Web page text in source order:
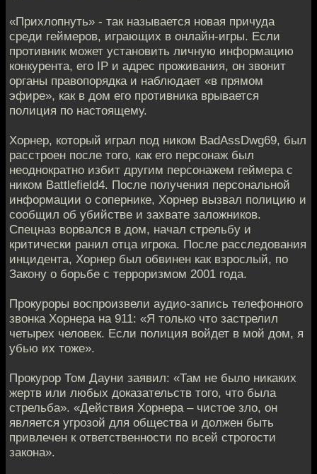
«Прихлопнуть» - так называется новая причуда
среди геймеров, играющих в онлайн-игры. Если
противник может установить личную информацию
конкурента, его IP и адрес проживания, он звонит
органы правопорядка и наблюдает «в прямом
эфире», как в дом его противника врывается
полиция по настоящему.
Хорнер, который играл под ником BadAssDwg69, был
расстроен после того, как его персонаж был
неоднократно избит другим персонажем геймера с
ником Battlefield4. После получения персональной
информации о сопернике, Хорнер вызвал полицию и
сообщил об убийстве и захвате заложников.
Спецназ ворвался в дом, начал стрельбу и
критически ранил отца игрока. После расследования
инцидента, Хорнер был обвинен как взрослый, по
Закону о борьбе с терроризмом 2001 года.
Прокуроры воспроизвели аудио-запись телефонного
звонка Хорнера на 911: «Я только что застрелил
четырех человек. Если полиция войдет в мой дом, я
убью их тоже».
Прокурор Том Дауни заявил: «Там не было никаких
жертв или любых доказательств того, что была
стрельба». «Действия Хорнера – чистое зло, он
является угрозой для общества и должен быть
привлечен к ответственности по всей строгости
закона».